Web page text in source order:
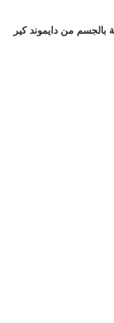
بالجسم من دايموند كير